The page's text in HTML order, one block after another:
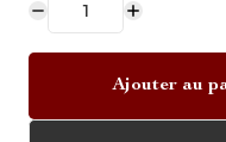
Ajouter au